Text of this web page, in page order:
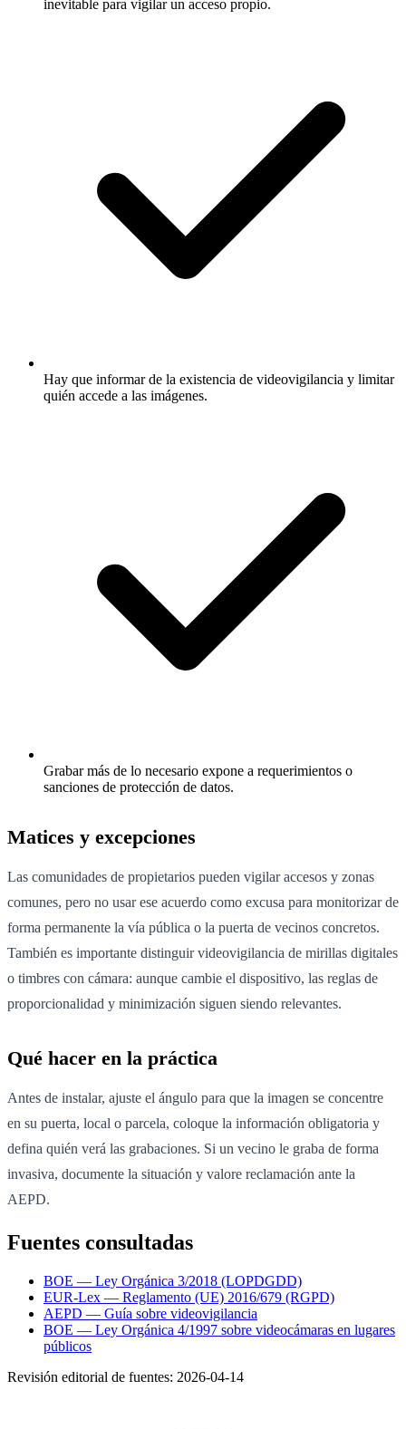
inevitable para vigilar un acceso propio.
Hay que informar de la existencia de videovigilancia y limitar
quién accede a las imágenes.
Grabar más de lo necesario expone a requerimientos o
sanciones de protección de datos.
Matices y excepciones
Las comunidades de propietarios pueden vigilar accesos y zonas
comunes, pero no usar ese acuerdo como excusa para monitorizar de
forma permanente la vía pública o la puerta de vecinos concretos.
También es importante distinguir videovigilancia de mirillas digitales
o timbres con cámara: aunque cambie el dispositivo, las reglas de
proporcionalidad y minimización siguen siendo relevantes.
Qué hacer en la práctica
Antes de instalar, ajuste el ángulo para que la imagen se concentre
en su puerta, local o parcela, coloque la información obligatoria y
defina quién verá las grabaciones. Si un vecino le graba de forma
invasiva, documente la situación y valore reclamación ante la
AEPD.
Fuentes consultadas
BOE — Ley Orgánica 3/2018 (LOPDGDD)
EUR-Lex — Reglamento (UE) 2016/679 (RGPD)
AEPD — Guía sobre videovigilancia
BOE — Ley Orgánica 4/1997 sobre videocámaras en lugares
públicos
Revisión editorial de fuentes: 2026-04-14